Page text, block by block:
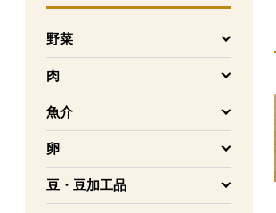
野菜
を開く
肉
を開く
魚介
を開く
卵
を開く
豆・豆加工品
を開く